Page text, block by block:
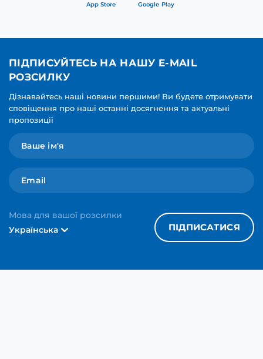
App Store Google Play
ПІДПИСУЙТЕСЬ НА НАШУ E-MAIL
РОЗСИЛКУ
Дізнавайтесь наші новини першими! Ви будете отримувати
сповіщення про наші останні досягнення та актуальні
пропозиції
Мова для вашої розсилки
Українська
ПІДПИСАТИСЯ